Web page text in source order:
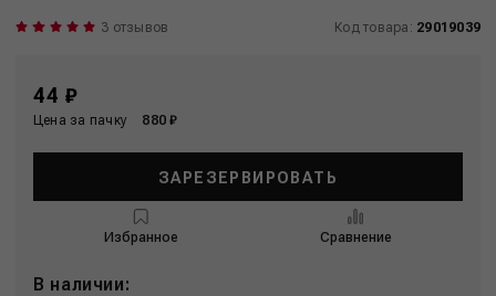
3 отзывов Код товара: 29019039
44 ₽
Цена за пачку 880 ₽
ЗАРЕЗЕРВИРОВАТЬ
Избранное Сравнение
В наличии: